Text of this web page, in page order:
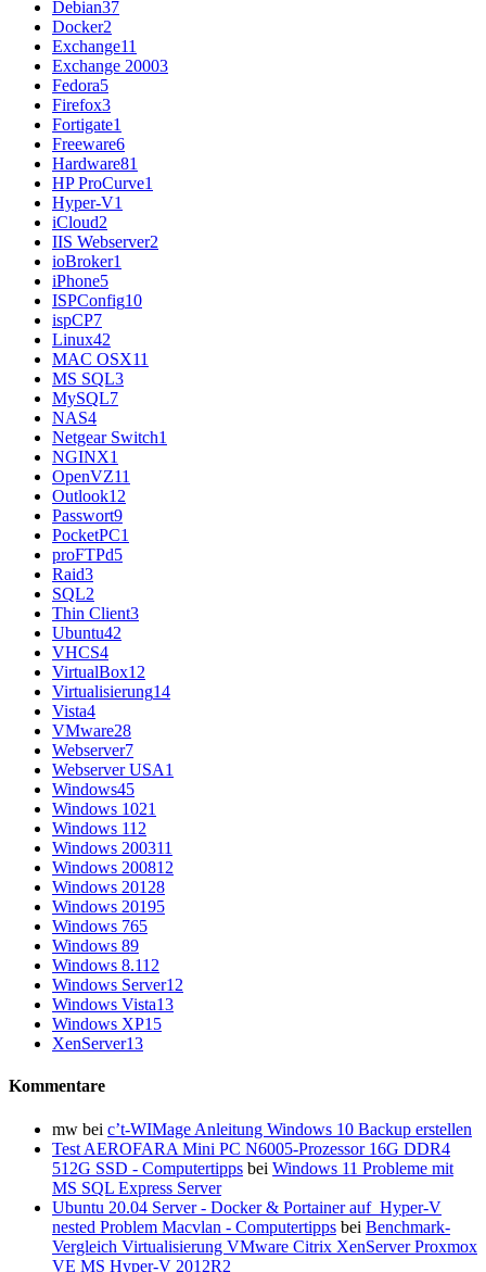
Debian37
Docker2
Exchange11
Exchange 20003
Fedora5
Firefox3
Fortigate1
Freeware6
Hardware81
HP ProCurve1
Hyper-V1
iCloud2
IIS Webserver2
ioBroker1
iPhone5
ISPConfig10
ispCP7
Linux42
MAC OSX11
MS SQL3
MySQL7
NAS4
Netgear Switch1
NGINX1
OpenVZ11
Outlook12
Passwort9
PocketPC1
proFTPd5
Raid3
SQL2
Thin Client3
Ubuntu42
VHCS4
VirtualBox12
Virtualisierung14
Vista4
VMware28
Webserver7
Webserver USA1
Windows45
Windows 1021
Windows 11 2
Windows 200311
Windows 200812
Windows 20128
Windows 20195
Windows 765
Windows 89
Windows 8.112
Windows Server12
Windows Vista13
Windows XP15
XenServer13
Kommentare
mw bei c’t-WIMage Anleitung Windows 10 Backup erstellen
Test AEROFARA Mini PC N6005-Prozessor 16G DDR4
512G SSD - Computertipps bei Windows 11 Probleme mit
MS SQL Express Server
Ubuntu 20.04 Server - Docker & Portainer auf Hyper-V
nested Problem Macvlan - Computertipps bei Benchmark-
Vergleich Virtualisierung VMware Citrix XenServer Proxmox
VE MS Hyper-V 2012R2